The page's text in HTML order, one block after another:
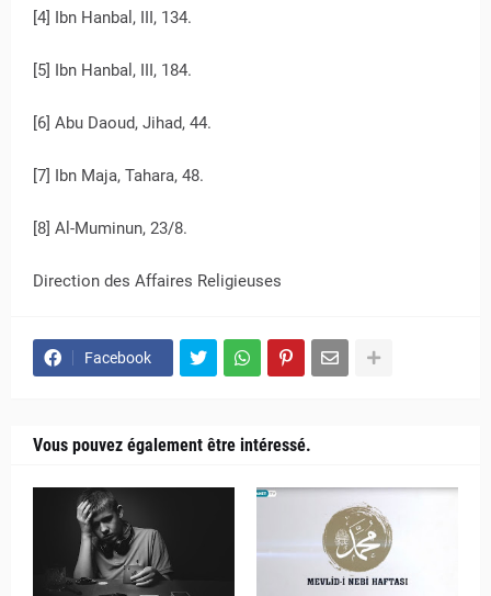
[4] Ibn Hanbal, III, 134.
[5] Ibn Hanbal, III, 184.
[6] Abu Daoud, Jihad, 44.
[7] Ibn Maja, Tahara, 48.
[8] Al-Muminun, 23/8.
Direction des Affaires Religieuses
Facebook
Vous pouvez également être intéressé.